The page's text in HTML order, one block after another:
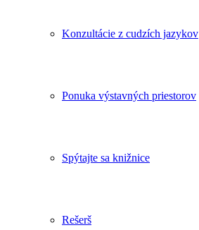
Konzultácie z cudzích jazykov
Ponuka výstavných priestorov
Spýtajte sa knižnice
Rešerš